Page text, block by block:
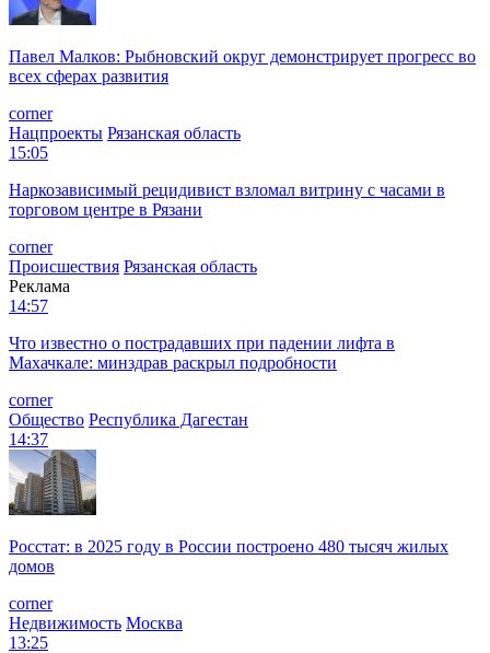
Павел Малков: Рыбновский округ демонстрирует прогресс во
всех сферах развития
corner
Нацпроекты Рязанская область
15:05
Наркозависимый рецидивист взломал витрину с часами в
торговом центре в Рязани
corner
Происшествия Рязанская область
Реклама
14:57
Что известно о пострадавших при падении лифта в
Махачкале: минздрав раскрыл подробности
corner
Общество Республика Дагестан
14:37
Росстат: в 2025 году в России построено 480 тысяч жилых
домов
corner
Недвижимость Москва
13:25